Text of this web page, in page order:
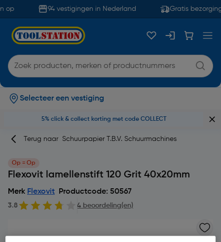
op 94 vestigingen in Nederland Gratis bezorging
Selecteer een vestiging
5% click & collect korting met code COLLECT
Terug naar Schuurpapier T.b.v. Schuurmachines
Op = Op
Flexovit lamellenstift 120 Grit 40x20mm
Merk Flexovit Productcode: 50567
3.8 4 beoordeling(en)